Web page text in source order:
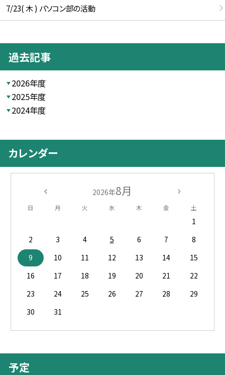
7/23( 木 ) パソコン部の活動
過去記事
2026年度
2025年度
2024年度
カレンダー
2026年8月
日 月 火 水 木 金 土
1
2
3 4 5 6 7
8
9
10 11 12 13 14
15
16
17 18 19 20 21
22
23
24 25 26 27 28
29
30
31
予定